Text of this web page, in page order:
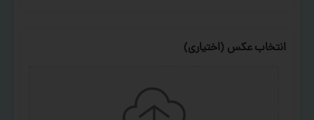
انتخاب عکس (اختیاری)